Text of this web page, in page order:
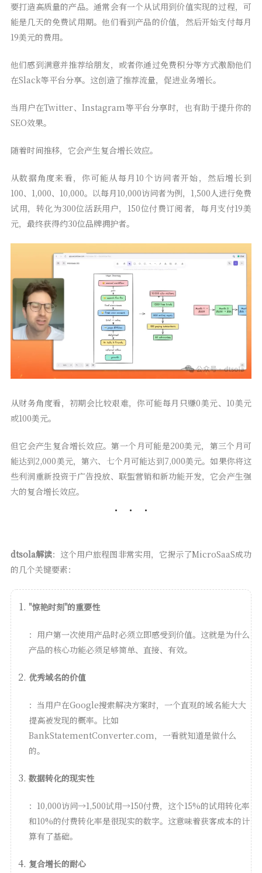
要打造高质量的产品。通常会有一个从试用到价值实现的过程，可
能是几天的免费试用期。他们看到产品的价值，然后开始支付每月
19美元的费用。
他们感到满意并推荐给朋友，或者你通过免费积分等方式激励他们
在Slack等平台分享。这创造了推荐流量，促进业务增长。
当用户在Twitter、Instagram等平台分享时，也有助于提升你的
SEO效果。
随着时间推移，它会产生复合增长效应。
从数据角度来看，你可能从每月10个访问者开始，然后增长到
100、1,000、10,000。以每月10,000访问者为例，1,500人进行免费
试用，转化为300位活跃用户，150位付费订阅者，每月支付19美
元，最终获得约30位品牌拥护者。
从财务角度看，初期会比较艰难，你可能每月只赚0美元、10美元
或100美元。
但它会产生复合增长效应。第一个月可能是200美元，第三个月可
能达到2,000美元，第六、七个月可能达到7,000美元。如果你将这
些利润重新投资于广告投放、联盟营销和新功能开发，它会产生强
大的复合增长效应。
dtsola解读：这个用户旅程图非常实用，它揭示了MicroSaaS成功
的几个关键要素：
"惊艳时刻"的重要性
：用户第一次使用产品时必须立即感受到价值。这就是为什么
产品的核心功能必须足够简单、直接、有效。
优秀域名的价值
：当用户在Google搜索解决方案时，一个直观的域名能大大
提高被发现的概率。比如
BankStatementConverter.com，一看就知道是做什么
的。
数据转化的现实性
：10,000访问→1,500试用→150付费，这个15%的试用转化率
和10%的付费转化率是很现实的数字。这意味着获客成本的计
算有了基础。
复合增长的耐心